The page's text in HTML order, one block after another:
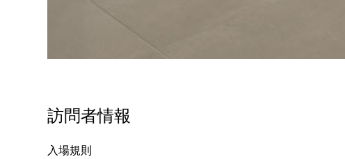
訪問者情報
入場規則